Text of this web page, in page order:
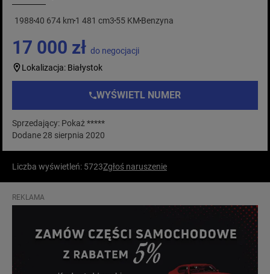
198840 674 km1 481 cm3 55 KM Benzyna
17 000 zł do negocjacji
Lokalizacja: Białystok
WYŚWIETL NUMER
Sprzedający: Pokaż *****
Dodane 28 sierpnia 2020
Liczba wyświetleń: 5723Zgłoś naruszenie
REKLAMA